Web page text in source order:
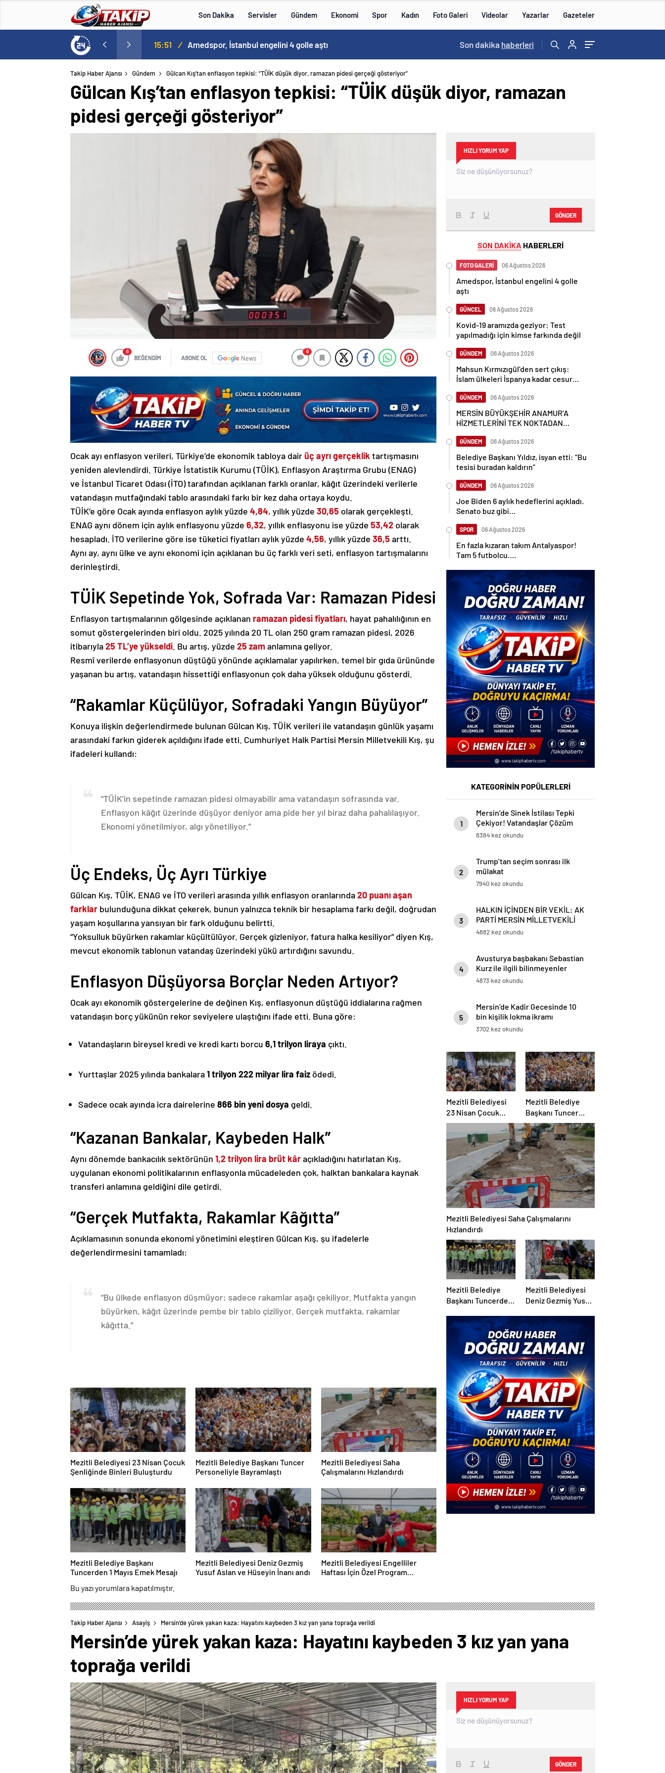
Son Dakika Servisler Gündem Ekonomi Spor Kadın Foto Galeri Videolar Yazarlar Gazeteler
13:00 / 14:43 /
Son dakika haberleri
Takip Haber Ajansı Gündem Gülcan Kış’tan enflasyon tepkisi: “TÜİK düşük diyor, ramazan pidesi gerçeği gösteriyor”
Gülcan Kış’tan enflasyon tepkisi: “TÜİK düşük diyor, ramazan
pidesi gerçeği gösteriyor”
0
BEĞENDİM ABONE OL News
0
Ocak ayı enflasyon verileri, Türkiye’de ekonomik tabloya dairüç ayrı gerçeklik tartışmasını
yeniden alevlendirdi. Türkiye İstatistik Kurumu (TÜİK), Enflasyon Araştırma Grubu (ENAG)
ve İstanbul Ticaret Odası (İTO) tarafından açıklanan farklı oranlar, kâğıt üzerindeki verilerle
vatandaşın mutfağındaki tablo arasındaki farkı bir kez daha ortaya koydu.
TÜİK’e göre Ocak ayında enflasyon aylık yüzde 4,84, yıllık yüzde 30,65 olarak gerçekleşti.
ENAG aynı dönem için aylık enflasyonu yüzde 6,32, yıllık enflasyonu ise yüzde 53,42 olarak
hesapladı. İTO verilerine göre ise tüketici fiyatları aylık yüzde 4,56, yıllık yüzde 36,5 arttı.
Aynı ay, aynı ülke ve aynı ekonomi için açıklanan bu üç farklı veri seti, enflasyon tartışmalarını
derinleştirdi.
TÜİK Sepetinde Yok, Sofrada Var: Ramazan Pidesi
Enflasyon tartışmalarının gölgesinde açıklanan ramazan pidesi fiyatları, hayat pahalılığının en
somut göstergelerinden biri oldu. 2025 yılında 20 TL olan 250 gram ramazan pidesi, 2026
itibarıyla25 TL’ye yükseldi. Bu artış, yüzde 25 zamanlamına geliyor.
Resmî verilerde enflasyonun düştüğü yönünde açıklamalar yapılırken, temel bir gıda ürününde
yaşanan bu artış, vatandaşın hissettiği enflasyonun çok daha yüksek olduğunu gösterdi.
“Rakamlar Küçülüyor, Sofradaki Yangın Büyüyor”
Konuya ilişkin değerlendirmede bulunan Gülcan Kış, TÜİK verileri ile vatandaşın günlük yaşamı
arasındaki farkın giderek açıldığını ifade etti. Cumhuriyet Halk Partisi Mersin Milletvekili Kış, şu
ifadeleri kullandı:
“TÜİK’in sepetinde ramazan pidesi olmayabilir ama vatandaşın sofrasında var.
Enflasyon kâğıt üzerinde düşüyor deniyor ama pide her yıl biraz daha pahalılaşıyor.
Ekonomi yönetilmiyor, algı yönetiliyor.”
Üç Endeks, Üç Ayrı Türkiye
Gülcan Kış, TÜİK, ENAG ve İTO verileri arasında yıllık enflasyon oranlarında20 puanı aşan
farklar bulunduğuna dikkat çekerek, bunun yalnızca teknik bir hesaplama farkı değil, doğrudan
yaşam koşullarına yansıyan bir fark olduğunu belirtti.
“Yoksulluk büyürken rakamlar küçültülüyor. Gerçek gizleniyor, fatura halka kesiliyor” diyen Kış,
mevcut ekonomik tablonun vatandaş üzerindeki yükü artırdığını savundu.
Enflasyon Düşüyorsa Borçlar Neden Artıyor?
Ocak ayı ekonomik göstergelerine de değinen Kış, enflasyonun düştüğü iddialarına rağmen
vatandaşın borç yükünün rekor seviyelere ulaştığını ifade etti. Buna göre:
Vatandaşların bireysel kredi ve kredi kartı borcu 6,1 trilyon liraya çıktı.
Yurttaşlar 2025 yılında bankalara1 trilyon 222 milyar lira faiz ödedi.
Sadece ocak ayında icra dairelerine 866 bin yeni dosya geldi.
“Kazanan Bankalar, Kaybeden Halk”
Aynı dönemde bankacılık sektörünün 1,2 trilyon lira brüt kâraçıkladığını hatırlatan Kış,
uygulanan ekonomi politikalarının enflasyonla mücadeleden çok, halktan bankalara kaynak
transferi anlamına geldiğini dile getirdi.
“Gerçek Mutfakta, Rakamlar Kâğıtta”
Açıklamasının sonunda ekonomi yönetimini eleştiren Gülcan Kış, şu ifadelerle
değerlendirmesini tamamladı:
“Bu ülkede enflasyon düşmüyor; sadece rakamlar aşağı çekiliyor. Mutfakta yangın
büyürken, kâğıt üzerinde pembe bir tablo çiziliyor. Gerçek mutfakta, rakamlar
kâğıtta.”
Mezitli Belediyesi 23 Nisan Çocuk
Şenliğinde Binleri Buluşturdu
Mezitli Belediye Başkanı Tuncer
Personeliyle Bayramlaştı
Mezitli Belediyesi Saha
Çalışmalarını Hızlandırdı
Mezitli Belediye Başkanı
Tuncerden 1 Mayıs Emek Mesajı
Mezitli Belediyesi Deniz Gezmiş
Yusuf Aslan ve Hüseyin İnanı andı
Mezitli Belediyesi Engelliler
Haftası İçin Özel Program
Bu yazı yorumlara kapatılmıştır.
HIZLI YORUM YAP
GÖNDER
SON DAKİKA HABERLERİ
FOTO GALERİ 06 Ağustos 2026
Amedspor, İstanbul engelini 4 golle
aştı
GÜNCEL 06 Ağustos 2026
Kovid-19 aramızda geziyor: Test
yapılmadığı için kimse farkında değil
GÜNDEM 06 Ağustos 2026
Mahsun Kırmızıgül’den sert çıkış:
İslam ülkeleri İspanya kadar cesur
GÜNDEM 06 Ağustos 2026
MERSİN BÜYÜKŞEHİR ANAMUR’A
HİZMETLERİNİ TEK NOKTADAN
GÜNDEM 06 Ağustos 2026
Belediye Başkanı Yıldız, isyan etti: “Bu
tesisi buradan kaldırın”
GÜNDEM 06 Ağustos 2026
Joe Biden 6 aylık hedeflerini açıkladı.
Senato buz gibi…
SPOR 06 Ağustos 2026
En fazla kızaran takım Antalyaspor!
Tam 5 futbolcu….
KATEGORİNİN POPÜLERLERİ
1
Mersin’de Sinek İstilası Tepki
Çekiyor! Vatandaşlar Çözüm
Bekliyor
8384 kez okundu
2
Trump’tan seçim sonrası ilk
mülakat
7940 kez okundu
3
HALKIN İÇİNDEN BİR VEKİL: AK
PARTİ MERSİN MİLLETVEKİLİ
HAVVA SİBEL SÖYLEMEZ DAĞ
4882 kez okundu
4
Avusturya başbakanı Sebastian
Kurz ile ilgili bilinmeyenler
4873 kez okundu
5
Mersin’de Kadir Gecesinde 10
bin kişilik lokma ikramı
3702 kez okundu
Mezitli Belediyesi
23 Nisan Çocuk
Şenliğinde Binleri
Buluşturdu
Mezitli Belediye
Başkanı Tuncer
Personeliyle
Bayramlaştı
Mezitli Belediyesi Saha Çalışmalarını
Hızlandırdı
Mezitli Belediye
Başkanı Tuncerden
Mezitli Belediyesi
Deniz Gezmiş Yusuf
İnanı andı
Takip Haber Ajansı Asayiş Mersin’de yürek yakan kaza: Hayatını kaybeden 3 kız yan yana toprağa verildi
Mersin’de yürek yakan kaza: Hayatını kaybeden 3 kız yan yana
toprağa verildi
HIZLI YORUM YAP
GÖNDER